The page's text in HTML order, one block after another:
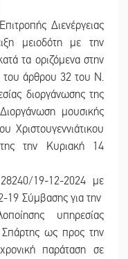
Διενέργειας
μειοδότη με την
τα οριζόμενα στην
του άρθρου 32 του Ν.
διοργάνωσης της
μουσικής
την Κυριακή 14
19-12-2024 με
Σύμβασης για την
υπηρεσίας
ως προς την
παράταση σε